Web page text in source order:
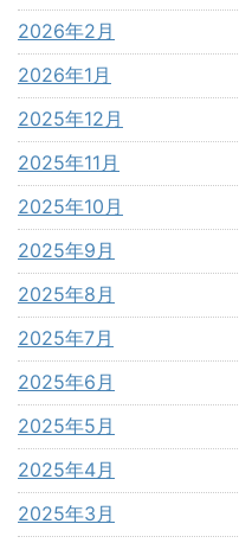
2026年2月
2026年1月
2025年12月
2025年11月
2025年10月
2025年9月
2025年8月
2025年7月
2025年6月
2025年5月
2025年4月
2025年3月